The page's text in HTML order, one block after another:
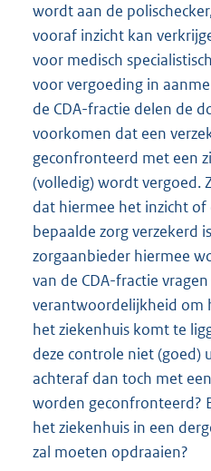
wordt aan de
vooraf inzicht kan
voor medisch
voor vergoeding in
de CDA-fractie delen de
voorkomen dat een
geconfronteerd met een
(volledig) wordt vergoed.
dat hiermee het inzicht of
bepaalde zorg verzekerd
zorgaanbieder hiermee
van de CDA-fractie
verantwoordelijkheid om
het ziekenhuis komt te
deze controle niet (goed)
achteraf dan toch met
worden geconfronteerd?
het ziekenhuis in een
zal moeten opdraaien?